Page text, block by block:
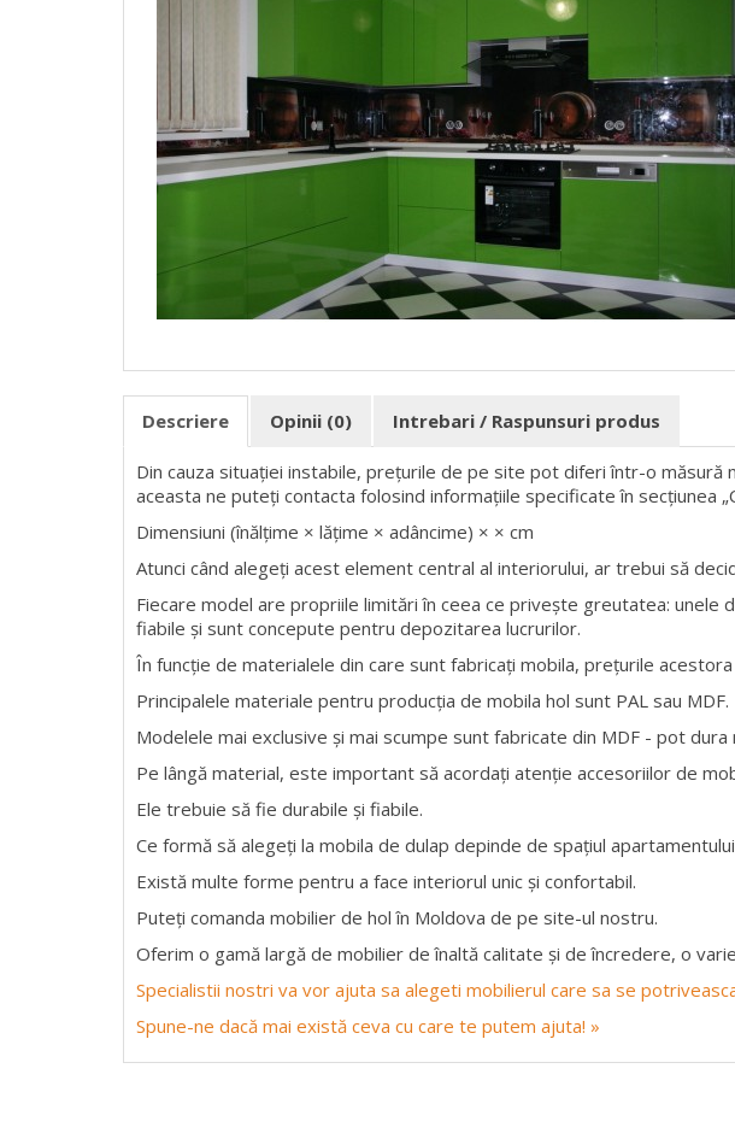
Descriere Opinii (0) Intrebari / Raspunsuri produs
Din cauza situației instabile, prețurile de pe site pot diferi într-o
aceasta ne puteți contacta folosind informațiile specificate în secțiunea
Dimensiuni (înălțime × lățime × adâncime) × × cm
Atunci când alegeți acest element central al interiorului, ar trebui să
Fiecare model are propriile limitări în ceea ce privește greutatea:
fiabile și sunt concepute pentru depozitarea lucrurilor.
În funcție de materialele din care sunt fabricați mobila, prețurile
Principalele materiale pentru producția de mobila hol sunt PAL sau MDF.
Modelele mai exclusive și mai scumpe sunt fabricate din MDF - pot
Pe lângă material, este important să acordați atenție accesoriilor de
Ele trebuie să fie durabile și fiabile.
Ce formă să alegeți la mobila de dulap depinde de spațiul
Există multe forme pentru a face interiorul unic și confortabil.
Puteți comanda mobilier de hol în Moldova de pe site-ul nostru.
Oferim o gamă largă de mobilier de înaltă calitate și de încredere, o
Specialistii nostri va vor ajuta sa alegeti mobilierul care sa se
Spune-ne dacă mai există ceva cu care te putem ajuta! »